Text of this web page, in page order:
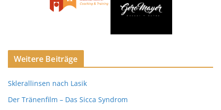
Weitere Beiträge
Sklerallinsen nach Lasik
Der Tränenfilm – Das Sicca Syndrom